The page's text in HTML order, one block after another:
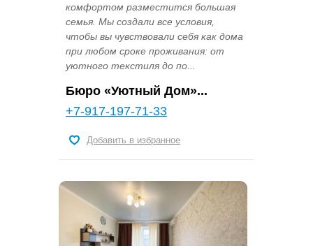
комфортом разместится большая
семья. Мы создали все условия,
чтобы вы чувствовали себя как дома
при любом сроке проживания: от
уютного текстиля до по...
Бюро «Уютный Дом»...
+7-917-197-71-33
Добавить в избранное